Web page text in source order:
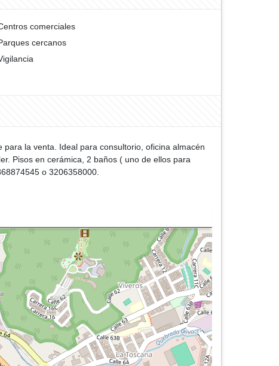
comerciales
cercanos
la venta. Ideal para consultorio, oficina almacén
Pisos en cerámica, 2 baños ( uno de ellos para
o 3206358000.